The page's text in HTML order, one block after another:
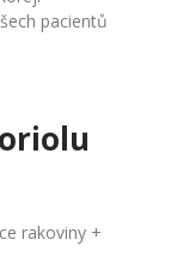
pacientů
rakoviny +